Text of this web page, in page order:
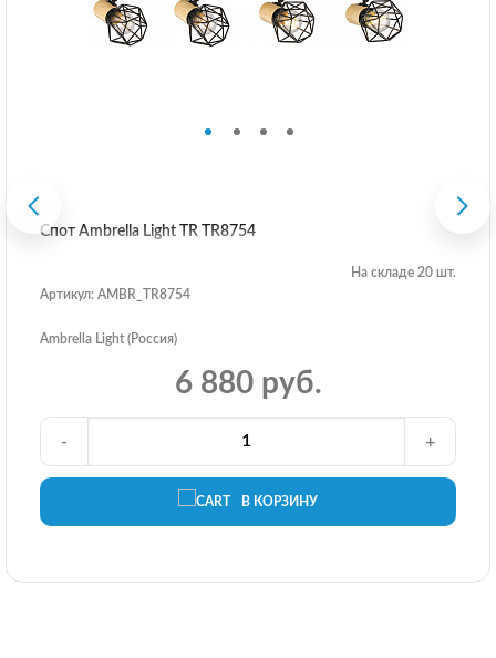
Спот Ambrella Light TR TR8754
На складе 20 шт.
Артикул: AMBR_TR8754
Ambrella Light (Россия)
6 880 руб.
В КОРЗИНУ
- +